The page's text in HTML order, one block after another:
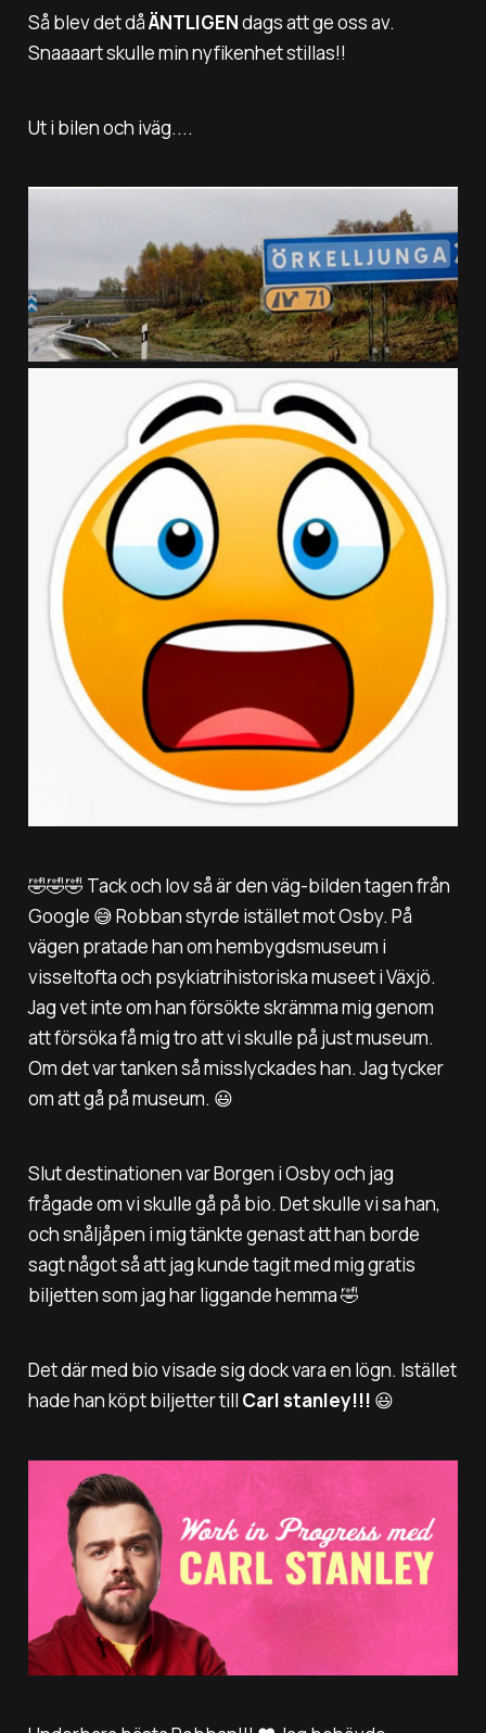
Så blev det dåÄNTLIGENdags att ge oss av.
Snaaaart skulle min nyfikenhet stillas!!
Ut i bilen och iväg....
🤣🤣🤣 Tack och lov så är den väg-bilden tagen från
Google 😅 Robban styrde istället mot Osby. På
vägen pratade han om hembygdsmuseum i
visseltofta och psykiatrihistoriska museet i Växjö.
Jag vet inte om han försökte skrämma mig genom
att försöka få mig tro att vi skulle på just museum.
Om det var tanken så misslyckades han. Jag tycker
om att gå på museum. 😃
Slut destinationen var Borgen i Osby och jag
frågade om vi skulle gå på bio. Det skulle vi sa han,
och snåljåpen i mig tänkte genast att han borde
sagt något så att jag kunde tagit med mig gratis
biljetten som jag har liggande hemma 🤣
Det där med bio visade sig dock vara en lögn. Istället
hade han köpt biljetter till Carl stanley!!! 😃